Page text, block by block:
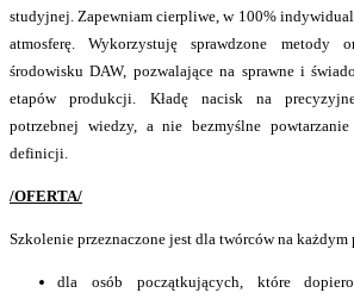
studyjnej. Zapewniam cierpliwe, w 100%
atmosferę. Wykorzystuję sprawdzone metody
środowisku DAW, pozwalające na sprawne i
etapów produkcji. Kładę nacisk na
potrzebnej wiedzy, a nie bezmyślne
definicji.
/OFERTA/
Szkolenie przeznaczone jest dla twórców na każdym
dla osób początkujących, które